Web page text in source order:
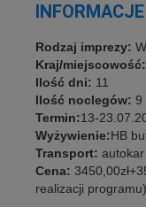
Rodzaj imprezy:
Kraj/miejscowość:
Ilość dni: 11
Ilość noclegów: 9
Termin:13-
Wyżywienie:HB
Transport: autokar
Cena:
realizacji